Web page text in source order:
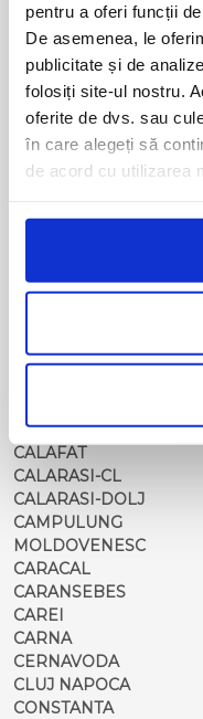
pentru a oferi funcții
De asemenea, le
publicitate și de
folosiți site-ul nostru.
oferite de dvs. sau
în care alegeți să
de acord cu utilizarea
ARAD
BACAU
BAIA MARE
BAILE HERCULANE
BAILESTI
BALS-IS
BALS-OT
BARCA
BECHET
BISTRITA
BRAILA
BUZAU
CALAFAT
CALARASI-CL
CALARASI-DOLJ
CAMPULUNG
MOLDOVENESC
CARACAL
CARANSEBES
CAREI
CARNA
CERNAVODA
CLUJ NAPOCA
CONSTANTA